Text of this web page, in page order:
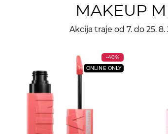
MAKEUP
Akcija traje od 7. do 25. 8.
-40%
ONLINE ONLY